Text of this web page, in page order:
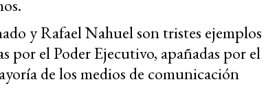
y Rafael Nahuel son tristes ejemplos
por el Poder Ejecutivo, apañadas por el
de los medios de comunicación